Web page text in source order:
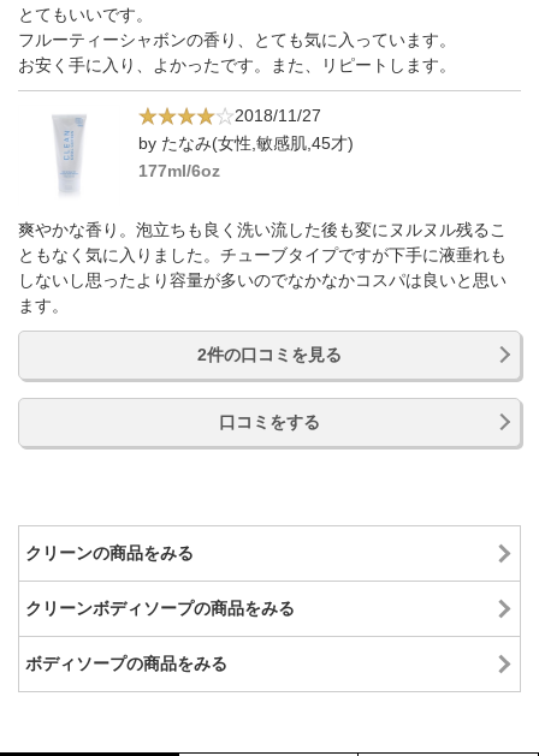
とてもいいです。
フルーティーシャボンの香り、とても気に入っています。
お安く手に入り、よかったです。また、リピートします。
2018/11/27
by たなみ(女性,敏感肌,45才)
177ml/6oz
爽やかな香り。泡立ちも良く洗い流した後も変にヌルヌル残るこ
ともなく気に入りました。チューブタイプですが下手に液垂れも
しないし思ったより容量が多いのでなかなかコスパは良いと思い
ます。
2件の口コミを見る
口コミをする
クリーンの商品をみる
クリーンボディソープの商品をみる
ボディソープの商品をみる